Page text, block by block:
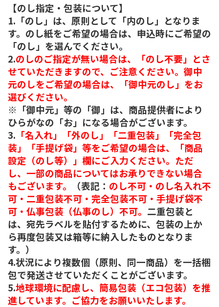
【のし指定・包装について】
1.「のし」は、原則として「内のし」となりま
す。のし紙をご希望の場合は、申込時にご希望の
「のし」を選んでください。
2.のしのご指定が無い場合は、「のし不要」とさ
せていただきますので、ご注意ください。御中
元のしをご希望の場合は、「御中元のし」をお
選びください。
※「御中元」等の「御」は、商品提供者により
ひらがなの「お」になる場合がございます。
3. 「名入れ」「外のし」「二重包装」「完全包
装」「手提げ袋」等をご希望の場合は、「商品
設定（のし等）」欄にご入力ください。ただ
し、一部の商品についてはお承りできない場合
もございます。
（表記： のし不可・のし名入れ不
可・二重包装不可・完全包装不可・手提げ袋不
可・仏事包装（仏事のし）不可。 二重包装と
は、宛先ラベルを貼付するために、包装の上か
ら再度包装又は箱等に納入したものとなりま
す。）
4.状況により複数個（原則、同一商品）を一括梱
包で発送させていただくことがございます。
5.地球環境に配慮し、簡易包装（エコ包装）を推
進しています。ご協力をお願いいたします。